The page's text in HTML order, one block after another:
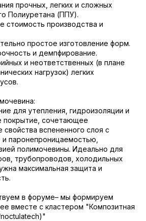
прочных, легких и сложных
Полиуретана (ППУ).
стоимость производства и
простое изготовление форм.
и демпфирование.
и неответственных (в плане
нагрузок) легких
для утепления, гидроизоляции и
покрытие, сочетающее
свойства вспененного слоя с
паронепроницаемостью,
полимочевины. Идеально для
трубопроводов, холодильных
максимальная защита и
в форуме– мы формируем
вместе с кластером "Композитная